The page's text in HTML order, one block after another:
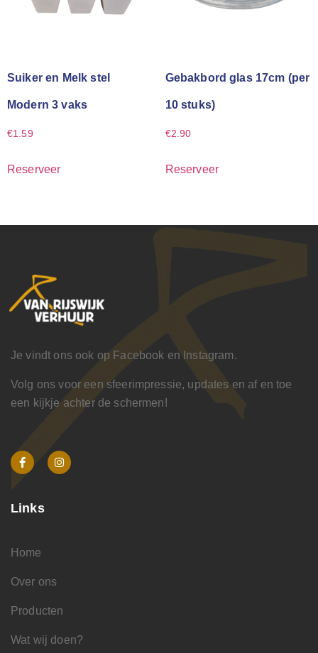
Suiker en Melk stel
Modern 3 vaks
€1.59
Reserveer
Gebakbord glas 17cm (per
10 stuks)
€2.90
Reserveer
Je vindt ons ook op Facebook en Instagram.
Volg ons voor een sfeerimpressie, updates en af en toe
een kijkje achter de schermen!
Links
Home
Over ons
Producten
Wat wij doen?